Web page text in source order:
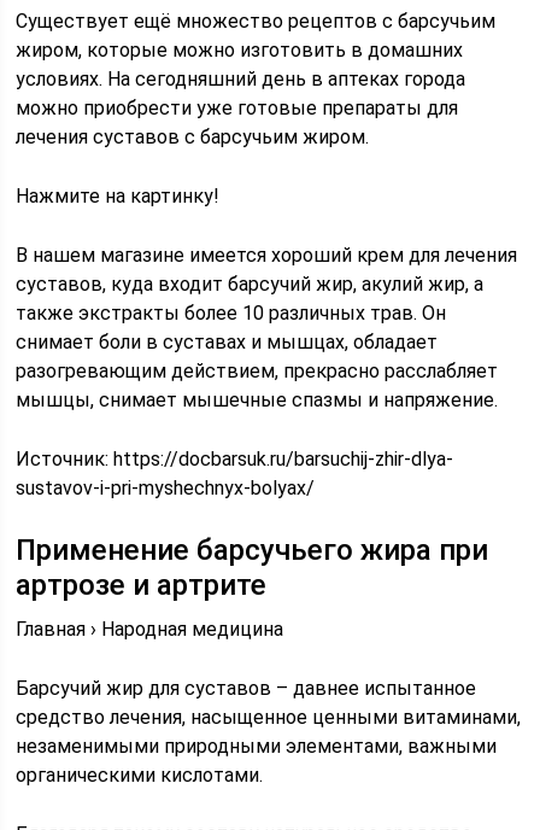
Существует ещё множество рецептов с барсучьим
жиром, которые можно изготовить в домашних
условиях. На сегодняшний день в аптеках города
можно приобрести уже готовые препараты для
лечения суставов с барсучьим жиром.
Нажмите на картинку!
В нашем магазине имеется хороший крем для лечения
суставов, куда входит барсучий жир, акулий жир, а
также экстракты более 10 различных трав. Он
снимает боли в суставах и мышцах, обладает
разогревающим действием, прекрасно расслабляет
мышцы, снимает мышечные спазмы и напряжение.
Источник:https://docbarsuk.ru/barsuchij-zhir-dlya-
sustavov-i-pri-myshechnyx-bolyax/
Применение барсучьего жира при
артрозе и артрите
Главная › Народная медицина
Барсучий жир для суставов – давнее испытанное
средство лечения, насыщенное ценными витаминами,
незаменимыми природными элементами, важными
органическими кислотами.